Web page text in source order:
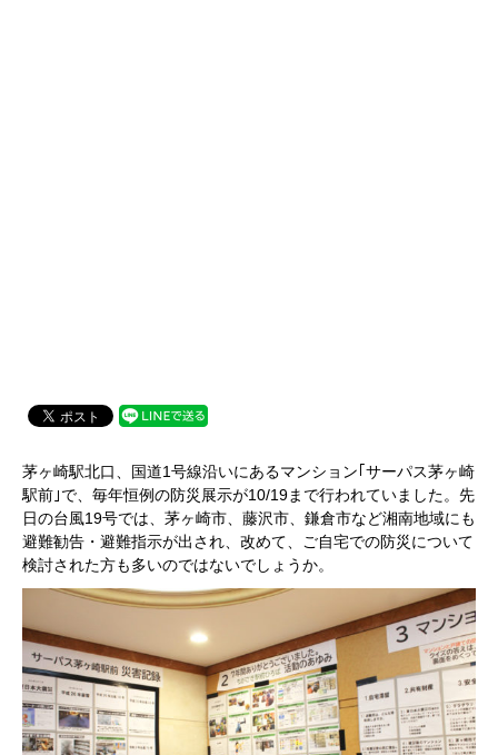
茅ヶ崎駅北口、国道1号線沿いにあるマンション｢サーパス茅ヶ崎
駅前｣で、毎年恒例の防災展示が10/19まで行われていました。先
日の台風19号では、茅ヶ崎市、藤沢市、鎌倉市など湘南地域にも
避難勧告・避難指示が出され、改めて、ご自宅での防災について
検討された方も多いのではないでしょうか。